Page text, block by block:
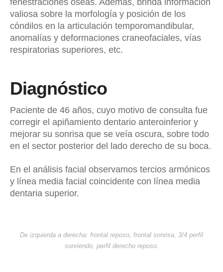
fenestraciones óseas. Además, brinda información
valiosa sobre la morfología y posición de los
cóndilos en la articulación temporomandibular,
anomalías y deformaciones craneofaciales, vías
respiratorias superiores, etc.
Diagnóstico
Paciente de 46 años, cuyo motivo de consulta fue
corregir el apiñamiento dentario anteroinferior y
mejorar su sonrisa que se veía oscura, sobre todo
en el sector posterior del lado derecho de su boca.
En el análisis facial observamos tercios armónicos
y línea media facial coincidente con línea media
dentaria superior.
De izquierda a derecha: frontal reposo, frontal sonrisa, 3/4 perfil
sonriendo, perfil derecho reposo.